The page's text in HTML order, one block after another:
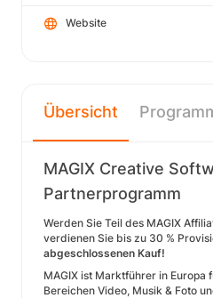
Website
Übersicht
MAGIX Creative
Partnerprogramm
Werden Sie Teil des MAGIX
verdienen Sie bis zu 30 %
abgeschlossenen Kauf!
MAGIX ist Marktführer in Europa
Bereichen Video, Musik & Foto